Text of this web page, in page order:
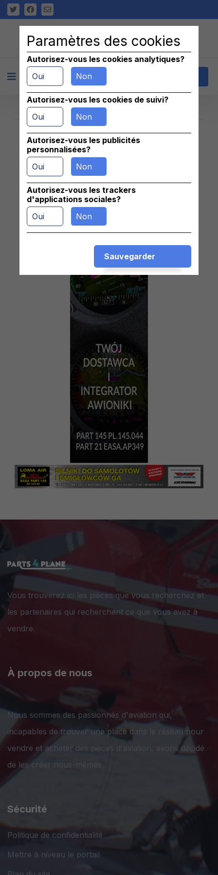
Znaleziono 0 pasujących ogłoszeń
Vous trouverez ici les pièces que vous recherchez et
les partenaires qui recherchent ce que vous avez à
vendre.
À propos de nous
Nous sommes des passionnés d'aviation qui,
incapables de trouver une place dans le réseau pour
vendre et acheter des pièces d'aviation, avons décidé
de les créer nous-mêmes.
Sécurité
Politique de confidentialité
Mettre à niveau le portail
Paramètres des cookies
Oui Non
Autorisez-vous les cookies analytiques?
Oui Non
Autorisez-vous les cookies de suivi?
Oui Non
Autorisez-vous les publicités
personnalisées?
Oui Non
Autorisez-vous les trackers
d'applications sociales?
Sauvegarder